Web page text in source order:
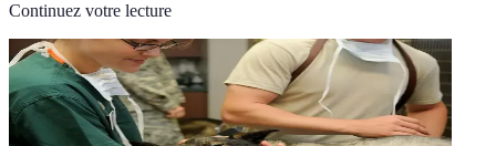
Continuez votre lecture